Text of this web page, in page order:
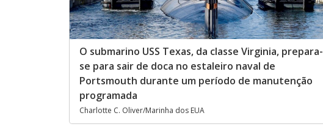
O submarino USS Texas, da classe Virginia, prepara-
se para sair de doca no estaleiro naval de
Portsmouth durante um período de manutenção
programada
Charlotte C. Oliver/Marinha dos EUA